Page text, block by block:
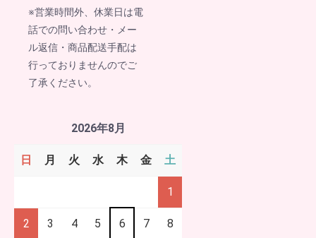
※営業時間外、休業日は電
話での問い合わせ・メー
ル返信・商品配送手配は
行っておりませんのでご
了承ください。
2026年8月
日 月 火 水 木 金 土
1
2 3 4 5 6 7 8